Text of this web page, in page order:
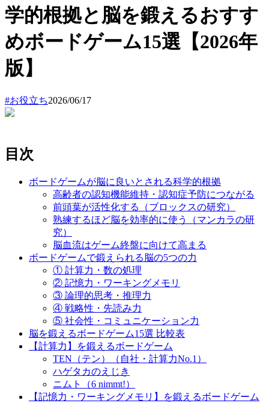
学的根拠と脳を鍛えるおすす
めボードゲーム15選【2026年
版】
#お役立ち2026/06/17
目次
ボードゲームが脳に良いとされる科学的根拠
高齢者の認知機能維持・認知症予防につながる
前頭葉が活性化する（ブロックスの研究）
熟練するほど脳を効率的に使う（マンカラの研
究）
脳血流はゲーム終盤に向けて高まる
ボードゲームで鍛えられる脳の5つの力
① 計算力・数の処理
② 記憶力・ワーキングメモリ
③ 論理的思考・推理力
④ 戦略性・先読み力
⑤ 社会性・コミュニケーション力
脳を鍛えるボードゲーム15選 比較表
【計算力】を鍛えるボードゲーム
TEN（テン）（自社・計算力No.1）
ハゲタカのえじき
ニムト（6 nimmt!）
【記憶力・ワーキングメモリ】を鍛えるボードゲーム